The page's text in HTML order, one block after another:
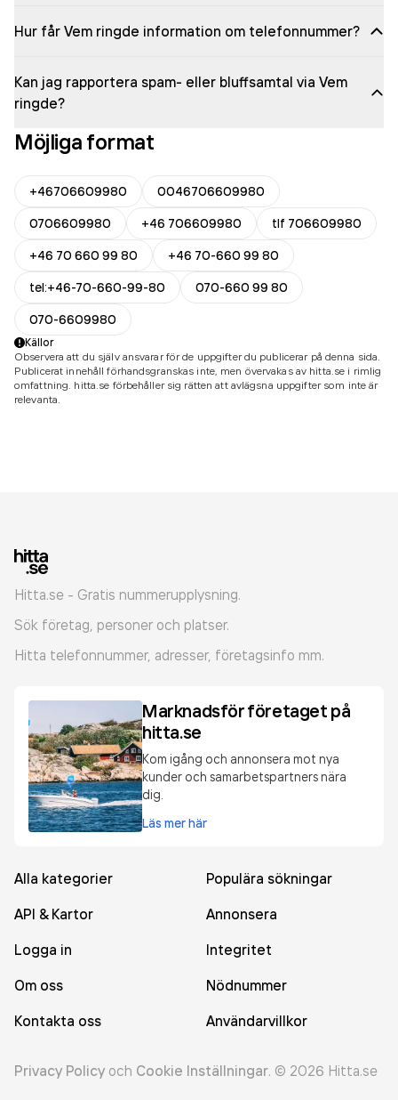
Hur får Vem ringde information om telefonnummer?
Kan jag rapportera spam- eller bluffsamtal via Vem
ringde?
Möjliga format
+46706609980
0046706609980
0706609980
+46 706609980
tlf 706609980
+46 70 660 99 80
+46 70-660 99 80
tel:+46-70-660-99-80
070-660 99 80
070-6609980
Källor
Observera att du själv ansvarar för de uppgifter du publicerar på denna sida.
Publicerat innehåll förhandsgranskas inte, men övervakas av hitta.se i rimlig
omfattning. hitta.se förbehåller sig rätten att avlägsna uppgifter som inte är
relevanta.
Hitta.se - Gratis nummerupplysning.
Sök företag, personer och platser.
Hitta telefonnummer, adresser, företagsinfo mm.
Marknadsför företaget på
hitta.se
Kom igång och annonsera mot nya
kunder och samarbetspartners nära
dig.
Läs mer här
Alla kategorier
Populära sökningar
API & Kartor
Annonsera
Logga in
Integritet
Om oss
Nödnummer
Kontakta oss
Användarvillkor
Privacy Policy och Cookie Inställningar. © 2026 Hitta.se